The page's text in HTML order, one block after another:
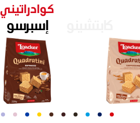
كوادراتيني
إسبرسو